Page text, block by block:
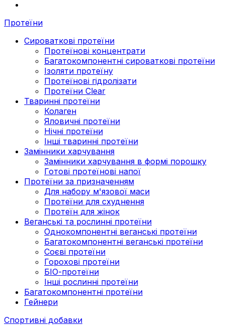
Протеїни
Сироваткові протеїни
Протеїнові концентрати
Багатокомпонентні сироваткові протеїни
Ізоляти протеїну
Протеїнові гідролізати
Протеїни Clear
Тваринні протеїни
Колаген
Яловичні протеїни
Нічні протеїни
Інші тваринні протеїни
Замінники харчування
Замінники харчування в формі порошку
Готові протеїнові напої
Протеїни за призначенням
Для набору м'язової маси
Протеїни для схуднення
Протеїн для жінок
Веганські та рослинні протеїни
Однокомпонентні веганські протеїни
Багатокомпонентні веганські протеїни
Cоєві протеїни
Горохові протеїни
БІО-протеїни
Інші рослинні протеїни
Багатокомпонентні протеїни
Гейнери
Спортивні добавки